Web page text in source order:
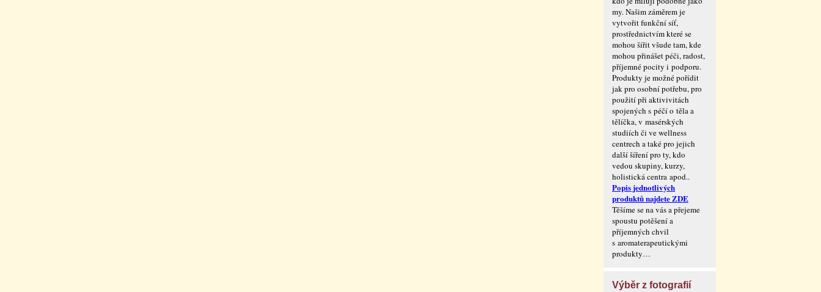
my. Našim záměrem je
vytvořit funkční síť,
prostřednictvím které se
mohou šířit všude tam, kde
mohou přinášet péči, radost,
příjemné pocity i podporu.
Produkty je možné pořídit
jak pro osobní potřebu, pro
použití při aktivivitách
spojených s péčí o těla a
tělíčka, v masérských
studiích či ve wellness
centrech a také pro jejich
další šíření pro ty, kdo
vedou skupiny, kurzy,
holistická centra apod..
Popis jednotlivých
produktů najdete ZDE
Těšíme se na vás a přejeme
spoustu potěšení a
příjemných chvil
s aromaterape­utickými
produkty…
Výběr z fotografií